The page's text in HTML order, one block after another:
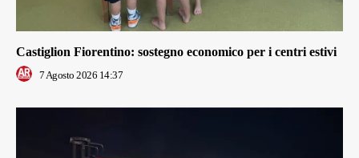
Castiglion Fiorentino: sostegno economico per i centri estivi
7 Agosto 2026 14:37